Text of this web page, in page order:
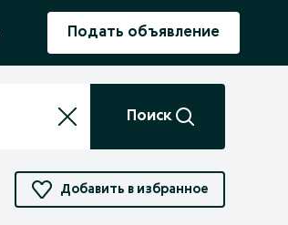
Подать объявление
Поиск
Добавить в избранное